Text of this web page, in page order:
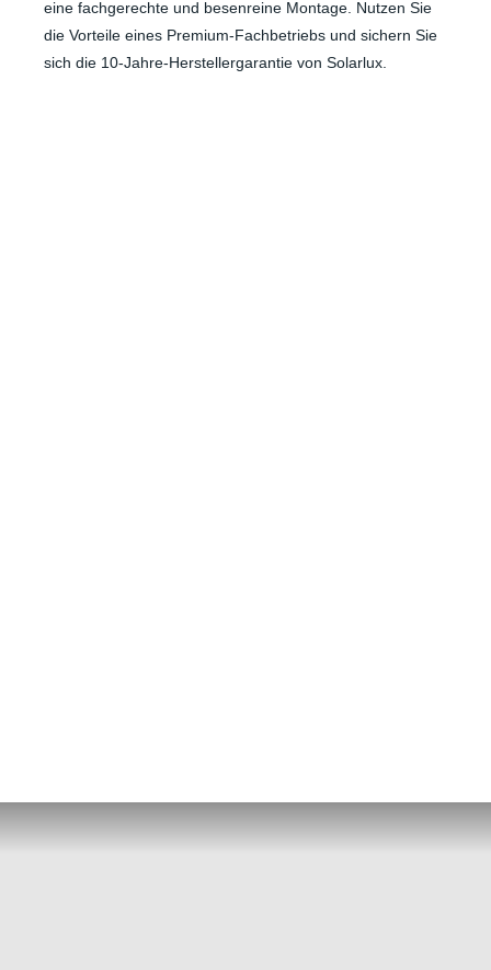
eine fachgerechte und besenreine Montage. Nutzen Sie
die Vorteile eines Premium-Fachbetriebs und sichern Sie
sich die 10-Jahre-Herstellergarantie von Solarlux.